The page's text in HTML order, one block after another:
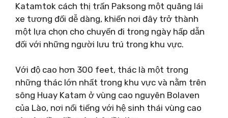
Katamtok cách thị trấn Paksong một quãng lái
xe tương đối dễ dàng, khiến nơi đây trở thành
một lựa chọn cho chuyến đi trong ngày hấp dẫn
đối với những người lưu trú trong khu vực.
Với độ cao hơn 300 feet, thác là một trong
những thác lớn nhất trong khu vực và nằm trên
sông Huay Katam ở vùng cao nguyên Bolaven
của Lào, nơi nổi tiếng với hệ sinh thái vùng cao